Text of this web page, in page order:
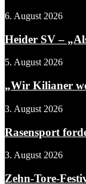
6. August 2026
Heider SV –
5. August 2026
„Wir Kilianer
3. August 2026
Rasensport
3. August 2026
Zehn-Tore-